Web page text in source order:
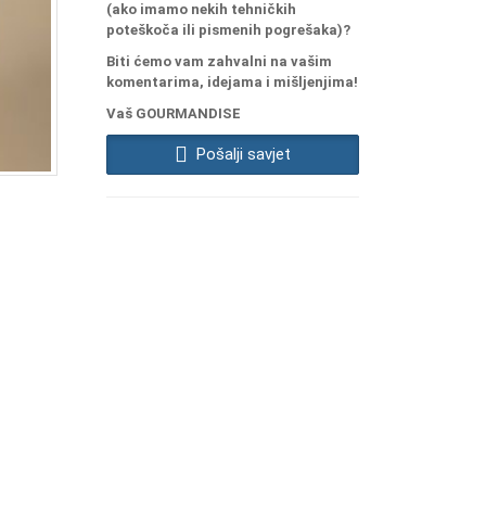
(ako imamo nekih tehničkih
poteškoča ili pismenih pogrešaka)?
Biti ćemo vam zahvalni na vašim
komentarima, idejama i mišljenjima!
Vaš GOURMANDISE
Pošalji savjet